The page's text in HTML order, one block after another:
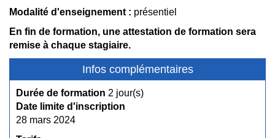
Modalité d'enseignement : présentiel
En fin de formation, une attestation de formation sera
remise à chaque stagiaire.
Infos complémentaires
Durée de formation 2 jour(s)
Date limite d'inscription
28 mars 2024